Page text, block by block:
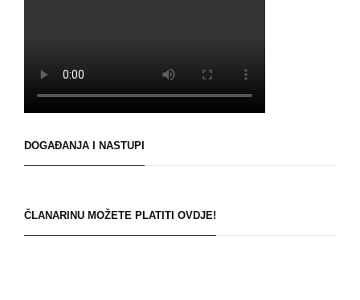
DOGAĐANJA I NASTUPI
ČLANARINU MOŽETE PLATITI OVDJE!